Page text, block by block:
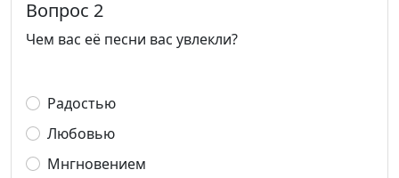
Вопрос 2
Чем вас её песни вас увлекли?
Радостью
Любовью
Мнгновением